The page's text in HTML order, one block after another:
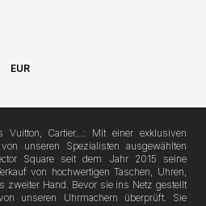
EUR
Vuitton, Cartier…: Mit einer exklusiven
unseren Spezialisten ausgewählten
Square seit dem Jahr 2015 seine
von hochwertigen Taschen, Uhren,
zweiter Hand. Bevor sie ins Netz gestellt
unseren Uhrmachern überprüft. Sie